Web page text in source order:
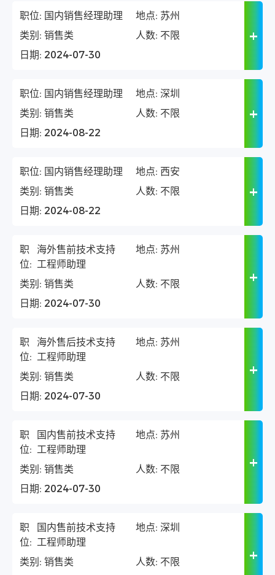
职位: 国内销售经理助理 地点: 苏州
类别: 销售类 人数: 不限
日期: 2024-07-30
职位: 国内销售经理助理 地点: 深圳
类别: 销售类 人数: 不限
日期: 2024-08-22
职位: 国内销售经理助理 地点: 西安
类别: 销售类 人数: 不限
日期: 2024-08-22
职
位:
海外售前技术支持
工程师助理
地点: 苏州
类别: 销售类 人数: 不限
日期: 2024-07-30
职
位:
海外售后技术支持
工程师助理
地点: 苏州
类别: 销售类 人数: 不限
日期: 2024-07-30
职
位:
国内售前技术支持
工程师助理
地点: 苏州
类别: 销售类 人数: 不限
日期: 2024-07-30
职
位:
国内售前技术支持
工程师助理
地点: 深圳
类别: 销售类 人数: 不限